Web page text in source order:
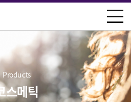
Products
스메틱